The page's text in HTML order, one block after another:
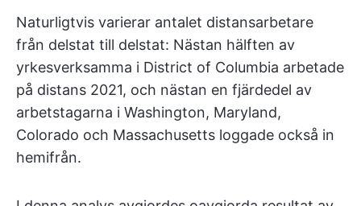
Naturligtvis varierar antalet distansarbetare
från delstat till delstat: Nästan hälften av
yrkesverksamma i District of Columbia arbetade
på distans 2021, och nästan en fjärdedel av
arbetstagarna i Washington, Maryland,
Colorado och Massachusetts loggade också in
hemifrån.